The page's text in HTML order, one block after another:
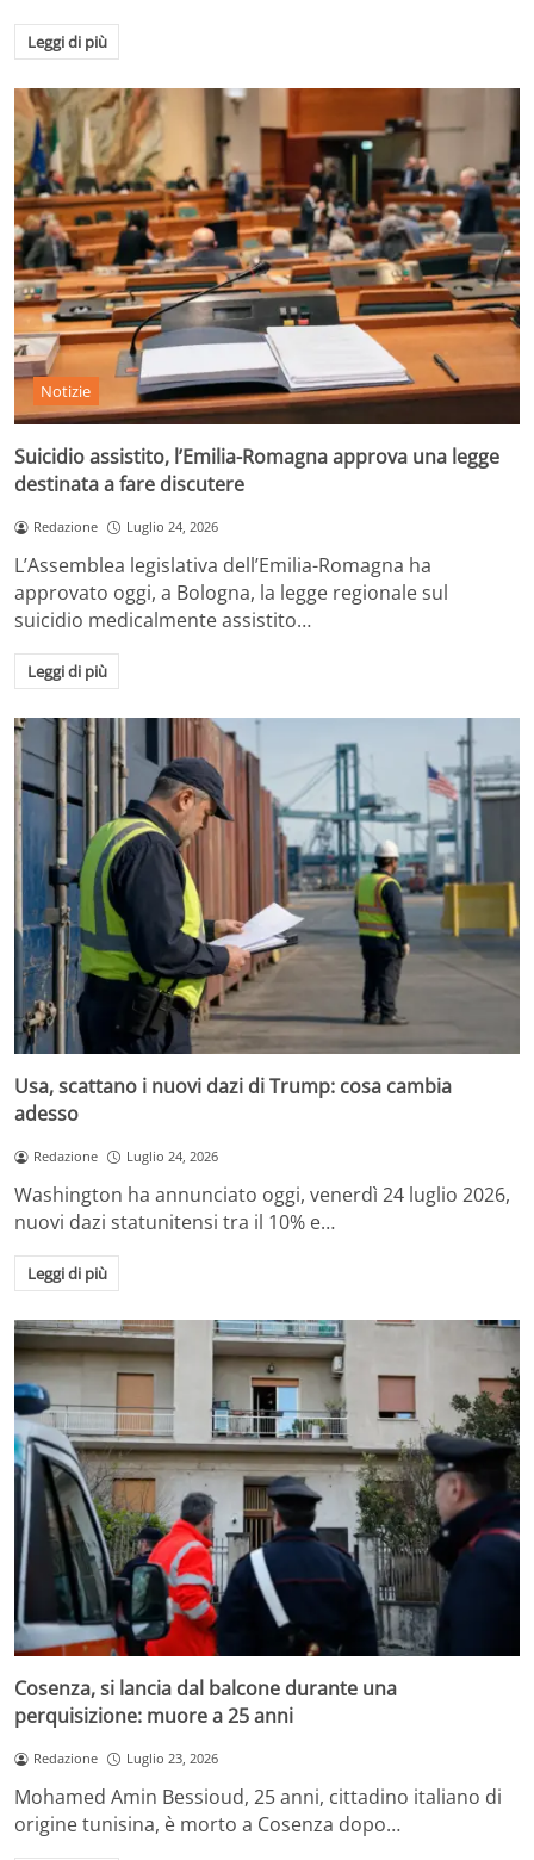
Leggi di più
Notizie
Suicidio assistito, l’Emilia-Romagna approva una legge
destinata a fare discutere
Redazione Luglio 24, 2026
L’Assemblea legislativa dell’Emilia-Romagna ha
approvato oggi, a Bologna, la legge regionale sul
suicidio medicalmente assistito…
Leggi di più
Usa, scattano i nuovi dazi di Trump: cosa cambia
adesso
Redazione Luglio 24, 2026
Washington ha annunciato oggi, venerdì 24 luglio 2026,
nuovi dazi statunitensi tra il 10% e…
Leggi di più
Cosenza, si lancia dal balcone durante una
perquisizione: muore a 25 anni
Redazione Luglio 23, 2026
Mohamed Amin Bessioud, 25 anni, cittadino italiano di
origine tunisina, è morto a Cosenza dopo…